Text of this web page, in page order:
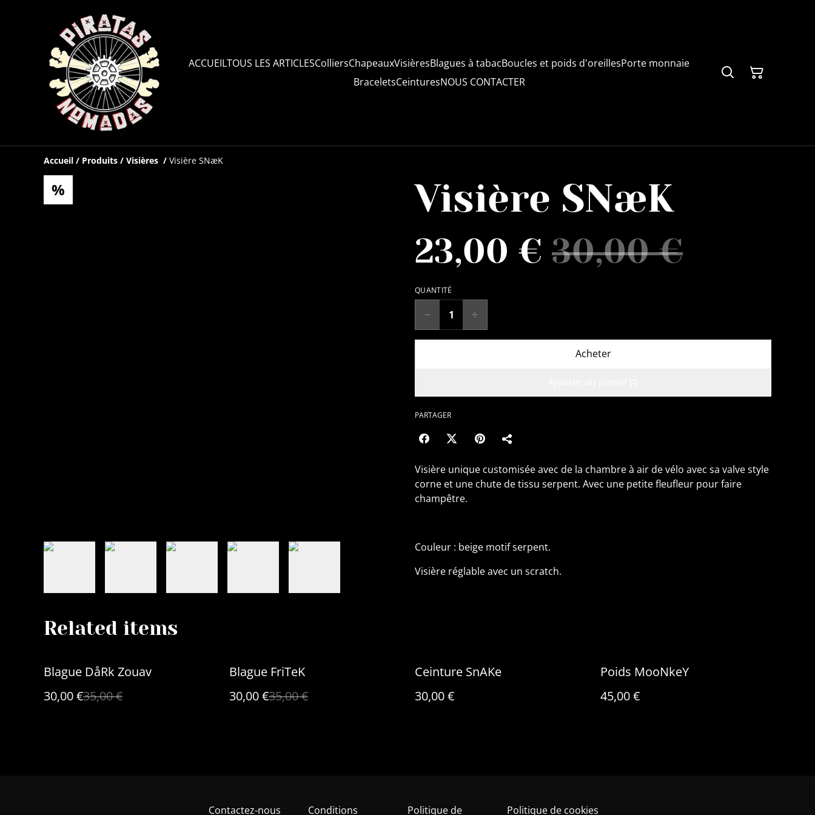
ACCUEILTOUS LES ARTICLESColliersChapeauxVisièresBlagues à tabacBoucles et poids d'oreillesPorte monnaie
BraceletsCeinturesNOUS CONTACTER
Accueil / Produits / Visières / Visière SNæK
% Visière SNæK
23,00 € 30,00 €
QUANTITÉ
Acheter
PARTAGER
Visière unique customisée avec de la chambre à air de vélo avec sa valve style
corne et une chute de tissu serpent. Avec une petite fleufleur pour faire
champêtre.
Couleur : beige motif serpent.
Visière réglable avec un scratch.
Related items
%
Blague DåRk Zouav
30,00 €35,00 €
%
Blague FriTeK
30,00 €35,00 €
Ceinture SnAKe
30,00 €
Poids MooNkeY
45,00 €
Contactez-nous Conditions Politique de Politique de cookies